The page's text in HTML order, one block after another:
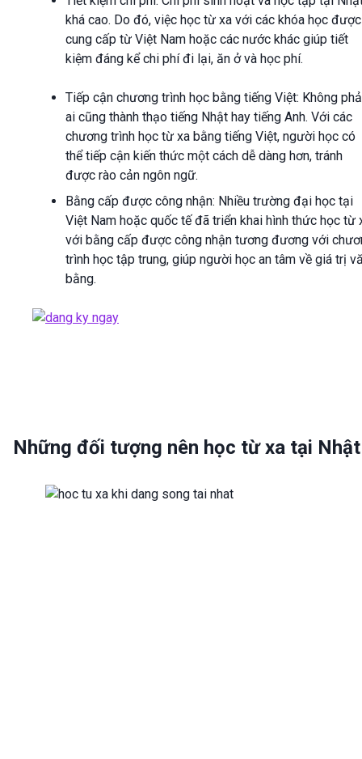
khá cao. Do đó, việc học từ xa với các khóa học được
cung cấp từ Việt Nam hoặc các nước khác giúp tiết
kiệm đáng kể chi phí đi lại, ăn ở và học phí.
Tiếp cận chương trình học bằng tiếng Việt: Không
ai cũng thành thạo tiếng Nhật hay tiếng Anh. Với các
chương trình học từ xa bằng tiếng Việt, người học có
thể tiếp cận kiến thức một cách dễ dàng hơn, tránh
được rào cản ngôn ngữ.
Bằng cấp được công nhận: Nhiều trường đại học tại
Việt Nam hoặc quốc tế đã triển khai hình thức học từ
với bằng cấp được công nhận tương đương với
trình học tập trung, giúp người học an tâm về giá trị
bằng.
Những đối tượng nên học từ xa tại Nhật